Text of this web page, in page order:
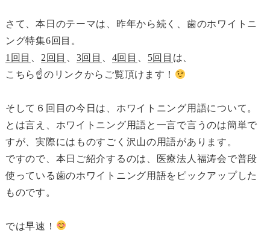
さて、本日のテーマは、昨年から続く、歯のホワイトニ
ング特集6回目。
1回目
2回目 3回目 4回目 5回目 は、
こちら☝のリンクからご覧頂けます！
そして６回目の今日は、ホワイトニング用語について。
とは言え、ホワイトニング用語と一言で言うのは簡単で
すが、実際にはものすごく沢山の用語があります。
ですので、本日ご紹介するのは、医療法人福涛会で普段
使っている歯のホワイトニング用語をピックアップした
ものです。
では早速！